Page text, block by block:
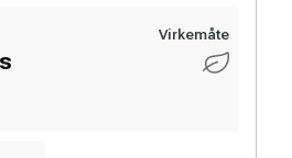
Virkemåte